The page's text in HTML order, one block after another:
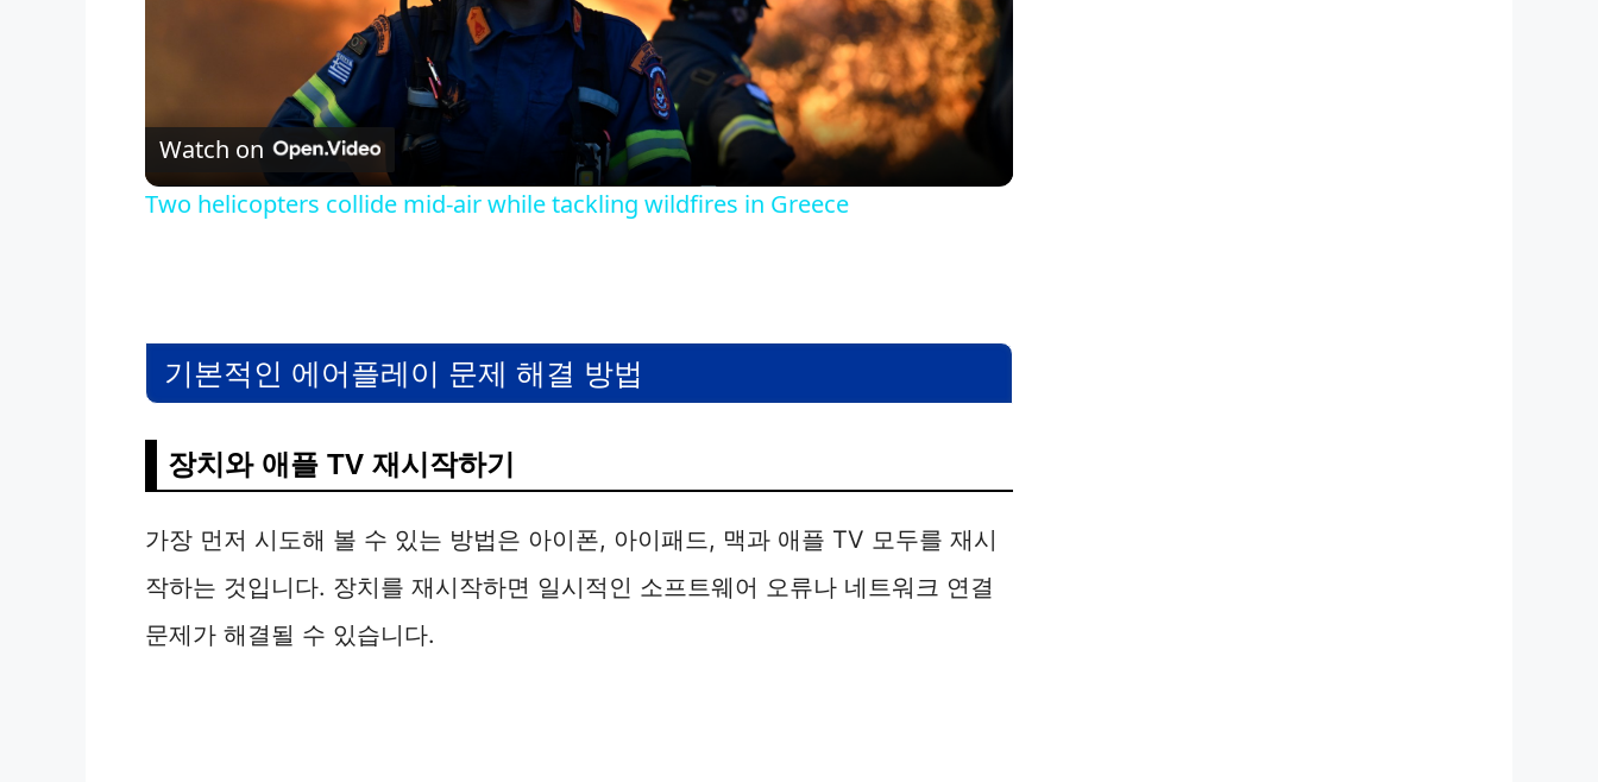
l
a
y
i
d
o
Watch on
Two helicopters collide mid-air while tackling wildfires in Greece
기본적인 에어플레이 문제 해결 방법
장치와 애플 TV 재시작하기
가장 먼저 시도해 볼 수 있는 방법은 아이폰, 아이패드, 맥과 애플 TV 모두를 재시
작하는 것입니다. 장치를 재시작하면 일시적인 소프트웨어 오류나 네트워크 연결
문제가 해결될 수 있습니다.